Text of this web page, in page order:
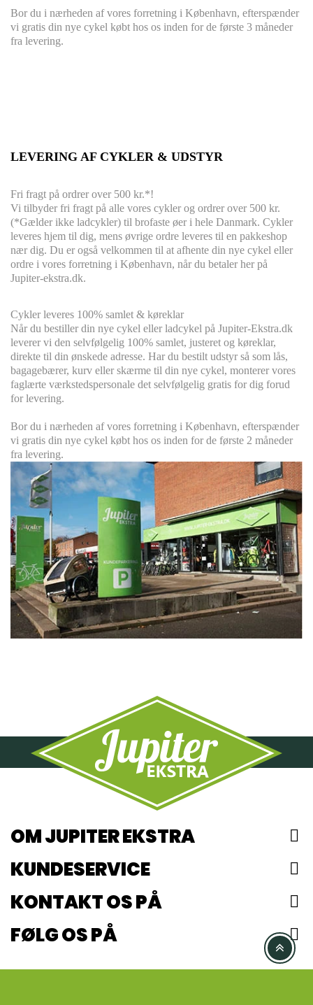
Bor du i nærheden af vores forretning i København, efterspænder
vi gratis din nye cykel købt hos os inden for de første 3 måneder
fra levering.
LEVERING AF CYKLER & UDSTYR
Fri fragt på ordrer over 500 kr.*!
Vi tilbyder fri fragt på alle vores cykler og ordrer over 500 kr.
(*Gælder ikke ladcykler) til brofaste øer i hele Danmark. Cykler
leveres hjem til dig, mens øvrige ordre leveres til en pakkeshop
nær dig. Du er også velkommen til at afhente din nye cykel eller
ordre i vores forretning i København, når du betaler her på
Jupiter-ekstra.dk.
Cykler leveres 100% samlet & køreklar
Når du bestiller din nye cykel eller ladcykel på Jupiter-Ekstra.dk
leverer vi den selvfølgelig 100% samlet, justeret og køreklar,
direkte til din ønskede adresse. Har du bestilt udstyr så som lås,
bagagebærer, kurv eller skærme til din nye cykel, monterer vores
faglærte værkstedspersonale det selvfølgelig gratis for dig forud
for levering.
Bor du i nærheden af vores forretning i København, efterspænder
vi gratis din nye cykel købt hos os inden for de første 2 måneder
fra levering.
OM JUPITER EKSTRA 
KUNDESERVICE 
KONTAKT OS PÅ 
FØLG OS PÅ 